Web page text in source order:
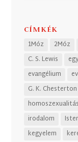
CÍMKÉK
1Móz 2Móz
C. S. Lewis
evangélium
G. K. Chesterton
homoszexualitás
irodalom
kegyelem